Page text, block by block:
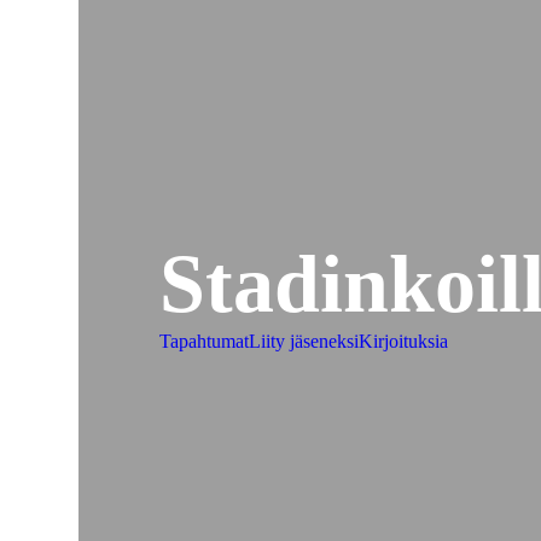
TapahtumatLiity jäseneksiKirjoituksia